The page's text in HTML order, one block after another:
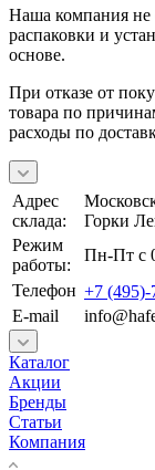
Наша компания не
распаковки и
основе.
При отказе от
товара по
расходы по
Адрес
склада:
Горки
Режим
работы:
Пн-Пт с
Телефон +7 (495)-
E-mail
Каталог
Акции
Бренды
Статьи
Компания